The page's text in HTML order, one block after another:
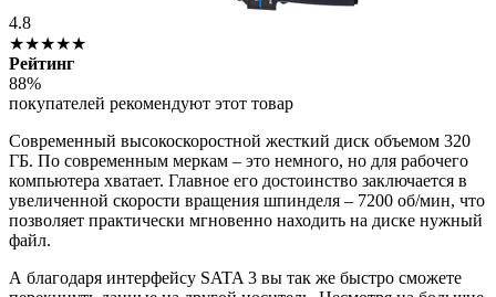
4.8
★★★★★
Рейтинг
88%
покупателей рекомендуют этот товар
Современный высокоскоростной жесткий диск объемом 320
ГБ. По современным меркам – это немного, но для рабочего
компьютера хватает. Главное его достоинство заключается в
увеличенной скорости вращения шпинделя – 7200 об/мин, что
позволяет практически мгновенно находить на диске нужный
файл.
А благодаря интерфейсу SATA 3 вы так же быстро сможете